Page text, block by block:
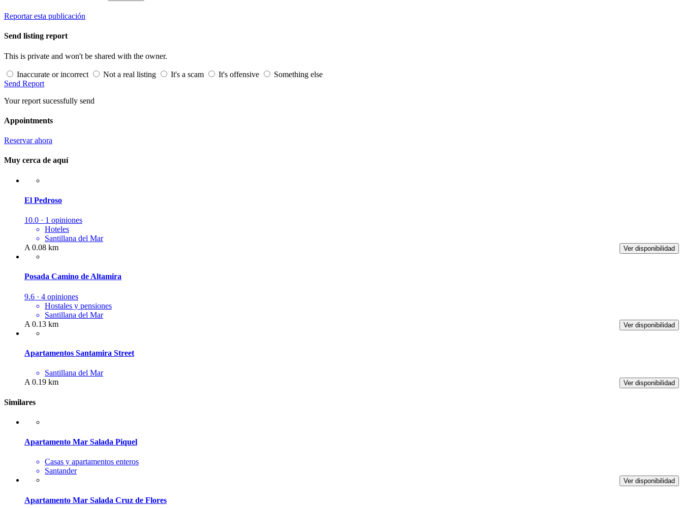
Reportar esta publicación
Send listing report
This is private and won't be shared with the owner.
Inaccurate or incorrect Not a real listing It's a scam It's offensive
Something else
Send Report
Your report sucessfully send
Appointments
Reservar ahora
Muy cerca de aquí
El Pedroso
10.0 · 1 opiniones
Hoteles
Santillana del Mar
Ver disponibilidad
A 0.08 km
Posada Camino de Altamira
9.6 · 4 opiniones
Hostales y pensiones
Santillana del Mar
Ver disponibilidad
A 0.13 km
Apartamentos Santamira Street
Santillana del Mar
Ver disponibilidad
A 0.19 km
Similares
Apartamento Mar Salada Piquel
Casas y apartamentos enteros
Santander
Ver disponibilidad
Apartamento Mar Salada Cruz de Flores